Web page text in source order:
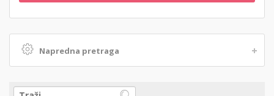
Napredna pretraga